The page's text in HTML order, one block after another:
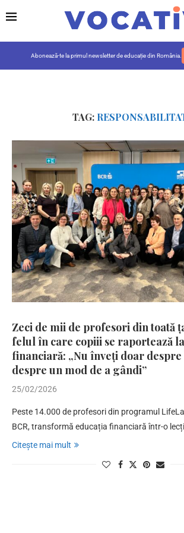
Abonează-te la primul newsletter de educație din România.
TAG:
Zeci de mii de profesori din toată
felul în care copiii se raportează
financiară: „Nu înveți doar despre
despre un mod de a gândi”
25/02/2026
Peste 14.000 de profesori din programul
BCR, transformă educația financiară într-o
Citește mai mult